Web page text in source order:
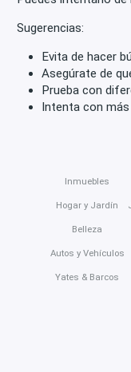
Sugerencias:
Evita de hacer
Asegúrate de
Prueba con
Intenta con más
Inmuebles
Hogar y Jardín
Belleza
Autos y Vehículos
Yates & Barcos